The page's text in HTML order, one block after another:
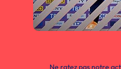
Ne ratez pas notre